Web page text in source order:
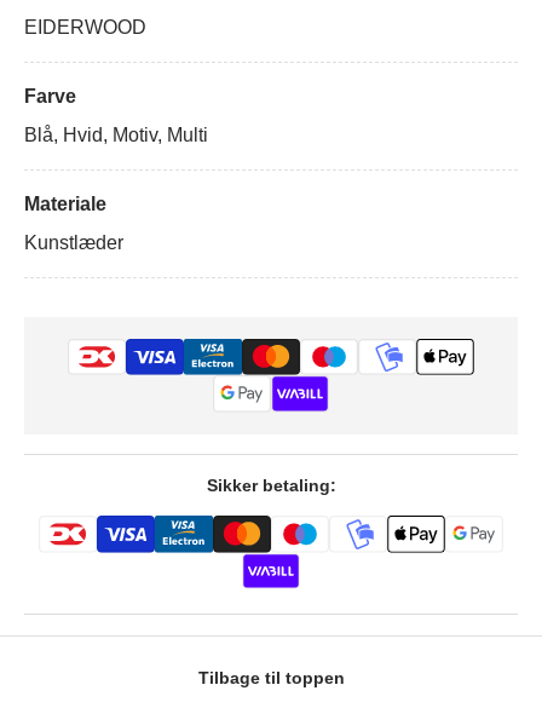
EIDERWOOD
Farve
Blå, Hvid, Motiv, Multi
Materiale
Kunstlæder
Sikker betaling:
Tilbage til toppen